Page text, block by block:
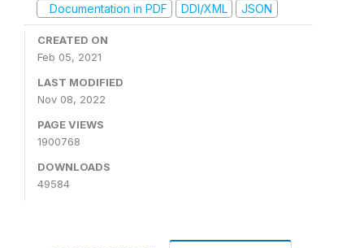
Documentation in PDF
DDI/XML JSON
CREATED ON
Feb 05, 2021
LAST MODIFIED
Nov 08, 2022
PAGE VIEWS
1900768
DOWNLOADS
49584